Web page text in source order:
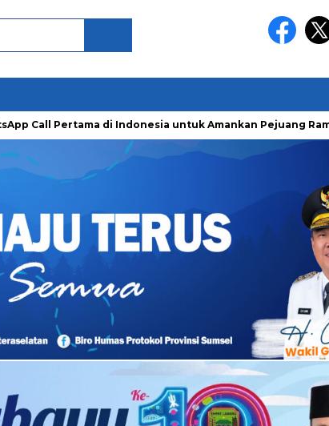
Pertama di Indonesia untuk Amankan Pejuang Ramadan